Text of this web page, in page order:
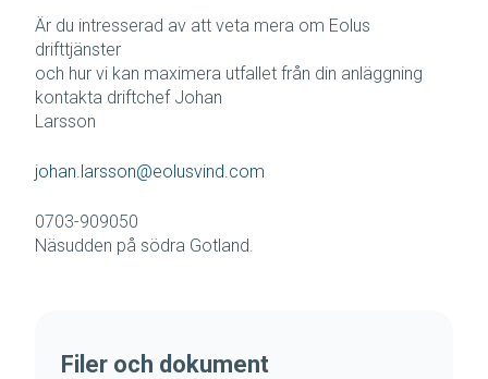
Är du intresserad av att veta mera om Eolus
drifttjänster
och hur vi kan maximera utfallet från din anläggning
kontakta driftchef Johan
Larsson
johan.larsson@eolusvind.com
0703-909050
Näsudden på södra Gotland.
Filer och dokument